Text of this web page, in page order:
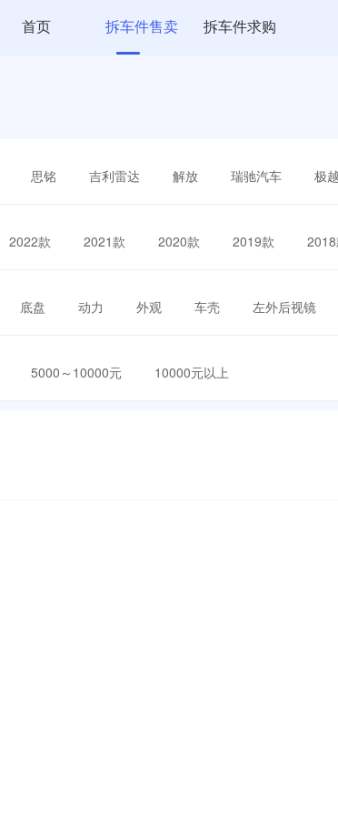
首页 拆车件售卖 拆车件求购
思铭 吉利雷达 解放 瑞驰汽车 极
2022款 2021款 2020款 2019款
底盘 动力 外观 车壳 左外后视镜
5000～10000元 10000元以上